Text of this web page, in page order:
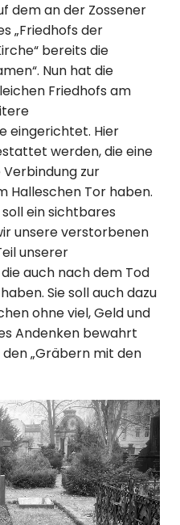
dem an der Zossener
„Friedhofs der
bereits die
Nun hat die
Friedhofs am
eingerichtet. Hier
werden, die eine
zur
Halleschen Tor haben.
ein sichtbares
unsere verstorbenen
unserer
auch nach dem Tod
Sie soll auch dazu
ohne viel, Geld und
Andenken bewahrt
„Gräbern mit den